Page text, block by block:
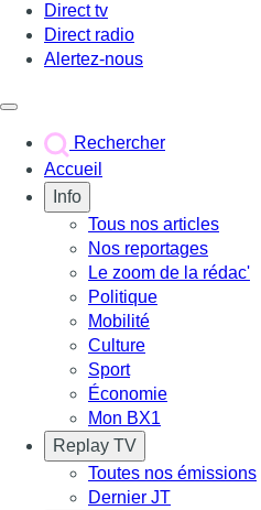
Direct tv
Direct radio
Alertez-nous
Rechercher
Accueil
Info
Tous nos articles
Nos reportages
Le zoom de la rédac'
Politique
Mobilité
Culture
Sport
Économie
Mon BX1
Replay TV
Toutes nos émissions
Dernier JT